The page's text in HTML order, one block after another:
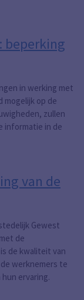
beperking
in werking met
mogelijk op de
zullen
informatie in de
van de
Gewest
de
de kwaliteit van
werknemers te
ervaring.